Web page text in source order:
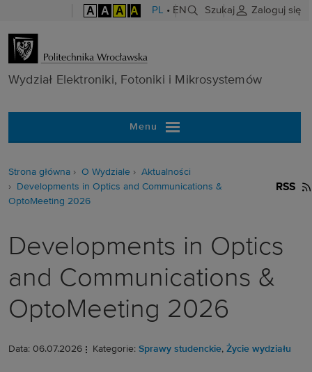
A A A A PL • EN Szukaj Zaloguj się
Wydział
Wydział Elektroniki, Fotoniki i Mikrosystemów
Menu
Strona główna O Wydziale
Aktualności
Developments in Optics and Communications &
OptoMeeting 2026
RSS
Developments in Optics
and Communications &
OptoMeeting 2026
Data: 06.07.2026 Kategorie: Sprawy studenckie, Życie wydziału